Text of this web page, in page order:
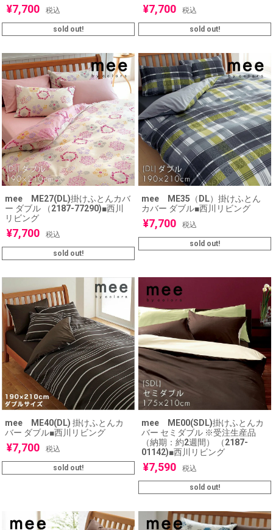
¥7,700 税込
sold out!
¥7,700 税込
sold out!
mee ME27(DL)掛けふとんカバ
ー ダブル （2187-77290)■西川
リビング
¥7,700 税込
sold out!
mee ME35（DL）掛けふとん
カバー ダブル■西川リビング
¥7,700 税込
sold out!
mee ME40(DL) 掛けふとんカ
バー ダブル■西川リビング
¥7,700 税込
sold out!
mee ME00(SDL)掛けふとんカ
バー セミダブル ※受注生産品
（納期：約2週間） （2187-
01142)■西川リビング
¥7,590 税込
sold out!